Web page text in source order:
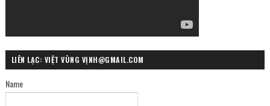
LIÊN LẠC: VIỆT VÙNG VỊNH@GMAIL.COM
Name